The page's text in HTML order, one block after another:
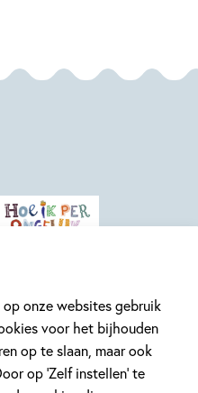
onze websites gebruik
voor het bijhouden
op te slaan, maar ook
op ‘Zelf instellen’ te